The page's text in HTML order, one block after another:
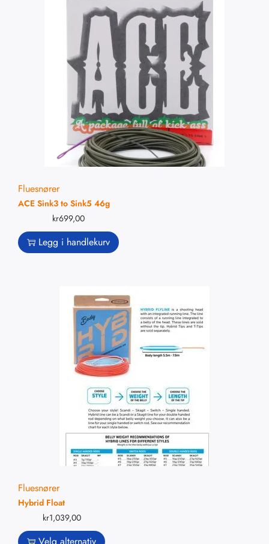
Fluesnører
ACE Sink3 to Sink5 46g
kr699,00
Legg i handlekurv
Fluesnører
Hybrid Float
kr1,039,00
Velg alternativ